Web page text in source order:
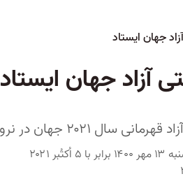
جهان ایستاد
آزاد جهان ایستاد
روسیه و آمریکا به ترتیب اول و دوم شدند
سه شنبه ۱۳ مهر ۱۴۰۰ برابر با ۵ اُکتُبر ۲۰۲۱